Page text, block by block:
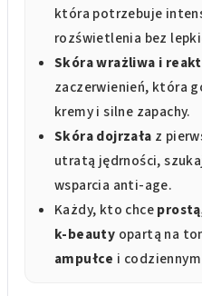
która potrzebuje
rozświetlenia bez
Skóra wrażliwa i
zaczerwienień, która
kremy i silne zapachy.
Skóra dojrzała z
utratą jędrności,
wsparcia anti-age.
Każdy, kto chce
k-beauty opartą na
ampułce i codziennym